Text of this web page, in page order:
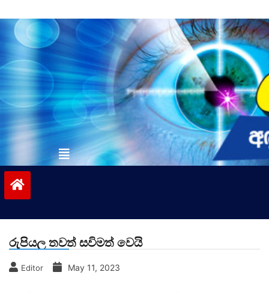
to
contentvinivida.lk
රුපියල තවත් සවිමත් වෙයි
Editor May 11, 2023